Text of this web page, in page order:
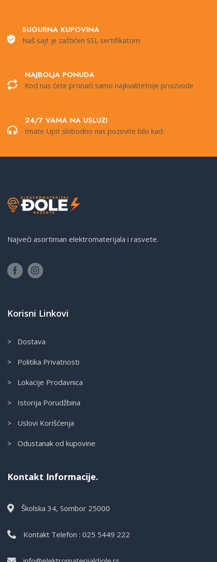
SUGURNA KUPOVINA
Naš sajt je zaštićen SSL sertifikatom
NAJBOLJA PONUDA
Kod nas ćete pronaći samo najkvalitetnije proizvode
24/7 VAMA NA USLUZI
Imate Upit slobodno nas pozovite bilo kad.
Najveći asortiman elektromaterijala i rasvete.
Korisni Linkovi
> Dostava
> Politika Privatnosti
> Lokacije Prodavnica
> Istorija Porudžbina
> Uslovi Korišćenja
> Odustanak od kupovine
Kontakt Informacije.
Školska 34, Sombor 25000
Kontakt Telefon : 025 5449 222